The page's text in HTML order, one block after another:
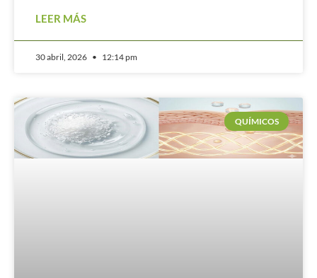
LEER MÁS
30 abril, 2026 12:14 pm
QUÍMICOS